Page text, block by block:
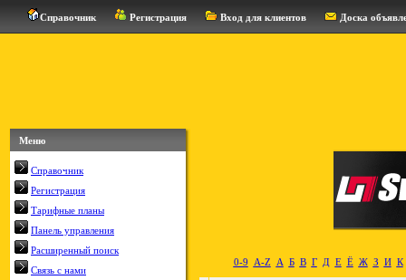
Справочник Регистрация Вход для клиентов Доска
Меню
Справочник
Регистрация
Тарифные планы
Панель управления
Расширенный поиск
Связь с нами
0-9 A-Z А Б В Г Д Е Ё Ж З И К